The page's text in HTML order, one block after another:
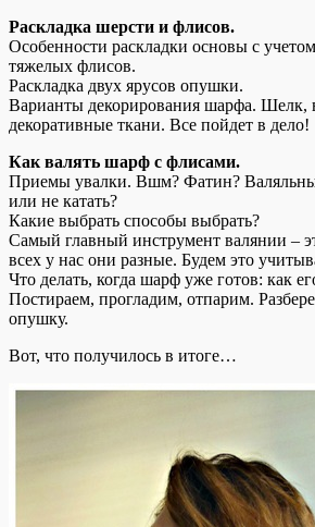
Раскладка шерсти и флисов.
Особенности раскладки основы с
тяжелых флисов.
Раскладка двух ярусов опушки.
Варианты декорирования шарфа. Шелк,
декоративные ткани. Все пойдет в дело!
Как валять шарф с флисами.
Приемы увалки. Вшм? Фатин?
или не катать?
Какие выбрать способы выбрать?
Самый главный инструмент валянии –
всех у нас они разные. Будем это
Что делать, когда шарф уже готов: как
Постираем, прогладим, отпарим.
опушку.
Вот, что получилось в итоге…